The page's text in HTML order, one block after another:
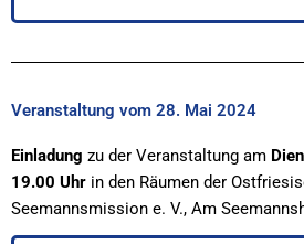
Veranstaltung vom 28. Mai 2024
Einladung zu der Veranstaltung am
19.00 Uhr in den Räumen der
Seemannsmission e. V., Am